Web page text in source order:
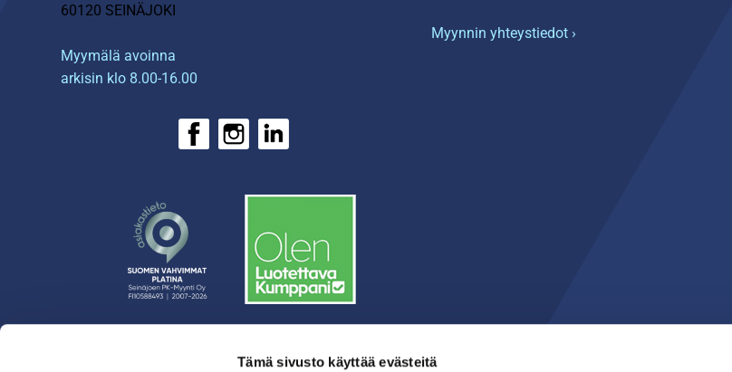
Tämä sivusto käyttää evästeitä
60120 SEINÄJOKI
Myymälä avoinna
arkisin klo 8.00-16.00
Myynnin yhteystiedot ›